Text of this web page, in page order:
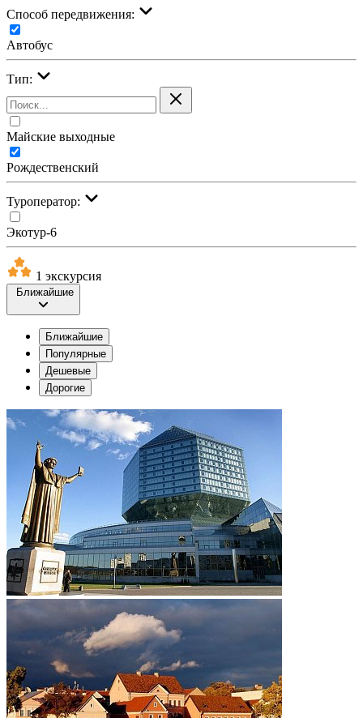
Cпособ передвижения:
Автобус
Тип:
Майские выходные
Рождественский
Туроператор:
Экотур-6
1 экскурсия
Ближайшие
Ближайшие
Популярные
Дешевые
Дорогие